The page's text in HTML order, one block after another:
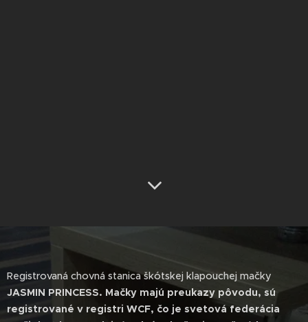
Registrovaná chovná stanica škótskej klapouchej mačky
JASMIN PRINCESS. Mačky majú preukazy pôvodu, sú
registrované v registri WCF, čo je svetová federácia